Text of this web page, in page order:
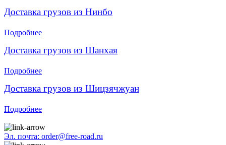
Доставка грузов из Нинбо
Подробнее
Доставка грузов из Шанхая
Подробнее
Доставка грузов из Шицзячжуан
Подробнее
Эл. почта: order@free-road.ru